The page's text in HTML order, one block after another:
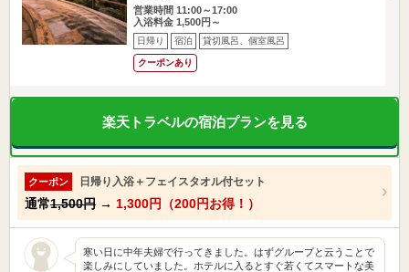
営業時間 11:00～17:00
入浴料金 1,500円～
日帰り 宿泊 貸切風呂、個室風呂
クーポンあり
楽天トラベルの宿泊プランを見る
クーポン 日帰り入浴＋フェイスタオル付セット
通常1,500円 → 1,300円（200円お得！）
寒い日に中年夫婦で行ってきました。はずグループと云うことで
楽しみにしていました。ホテルに入るとすぐ若くてスマートな美